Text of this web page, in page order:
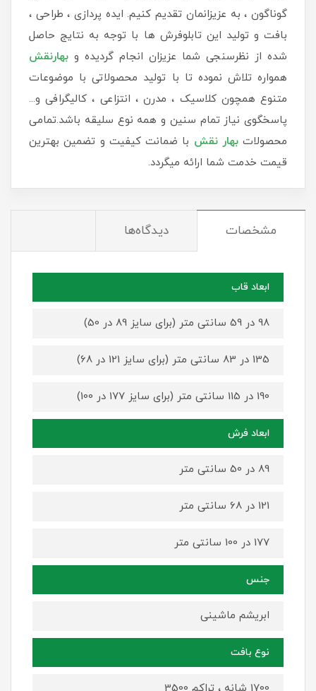
گوناگون ، به عزیزانمان تقدیم کنیم. ایده پردازی ، طراحی ،
بافت و تولید این تابلوفرش ها با توجه به نتایج حاصل
شده از نظرسنجی شما عزیزان انجام گردیده و بهارنقش
همواره تلاش نموده تا با تولید محصولاتی با موضوعات
متنوع همچون کلاسیک ، مدرن ، انتزاعی ، کالیگرافی و...
پاسخگوی نیاز تمام سنین و همه نوع سلیقه باشد.تمامی
محصولاتبهار نقش با ضمانت کیفیت و تضمین بهترین
قیمت خدمت شما ارائه میگردد.
مشخصات دیدگاه‌ها
ابعاد قاب
98 در 59 سانتی متر (برای سایز 89 در 50)
135 در 83 سانتی متر (برای سایز 121 در 68)
190 در 115 سانتی متر (برای سایز 177 در 100)
ابعاد فرش
89 در 50 سانتی متر
121 در 68 سانتی متر
177 در 100 سانتی متر
جنس
ابریشم ماشینی
نوع بافت